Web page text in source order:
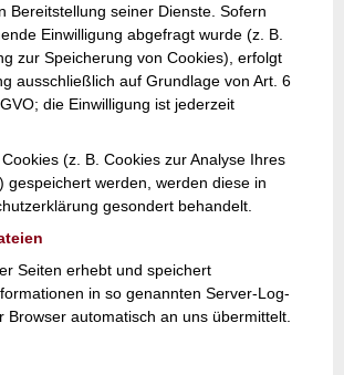
Bereitstellung seiner Dienste. Sofern
Einwilligung abgefragt wurde (z. B.
zur Speicherung von Cookies), erfolgt
ausschließlich auf Grundlage von Art. 6
die Einwilligung ist jederzeit
(z. B. Cookies zur Analyse Ihres
gespeichert werden, werden diese in
gesondert behandelt.
Seiten erhebt und speichert
in so genannten Server-Log-
Browser automatisch an uns übermittelt.